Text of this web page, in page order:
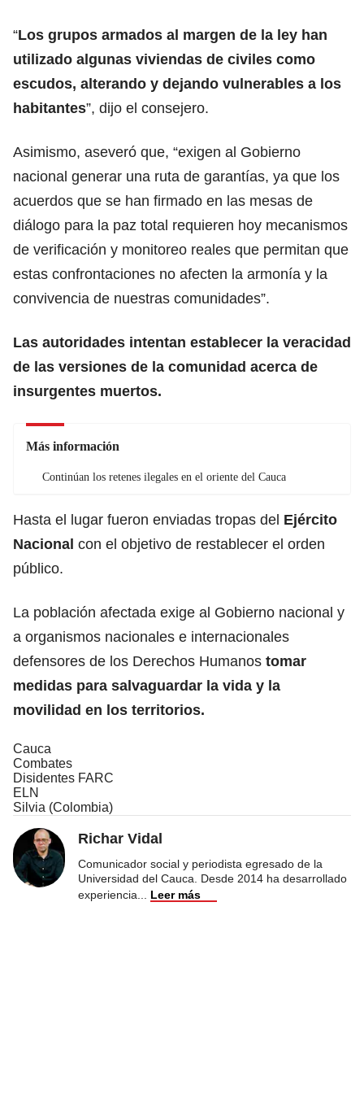
“Los grupos armados al margen de la ley han
utilizado algunas viviendas de civiles como
escudos, alterando y dejando vulnerables a los
habitantes”, dijo el consejero.
Asimismo, aseveró que, “exigen al Gobierno
nacional generar una ruta de garantías, ya que los
acuerdos que se han firmado en las mesas de
diálogo para la paz total requieren hoy mecanismos
de verificación y monitoreo reales que permitan que
estas confrontaciones no afecten la armonía y la
convivencia de nuestras comunidades”.
Las autoridades intentan establecer la veracidad
de las versiones de la comunidad acerca de
insurgentes muertos.
Más información
Continúan los retenes ilegales en el oriente del Cauca
Hasta el lugar fueron enviadas tropas del Ejército
Nacional con el objetivo de restablecer el orden
público.
La población afectada exige al Gobierno nacional y
a organismos nacionales e internacionales
defensores de los Derechos Humanos tomar
medidas para salvaguardar la vida y la
movilidad en los territorios.
Cauca
Combates
Disidentes FARC
ELN
Silvia (Colombia)
Richar Vidal
Comunicador social y periodista egresado de la
Universidad del Cauca. Desde 2014 ha desarrollado
experiencia
Leer más